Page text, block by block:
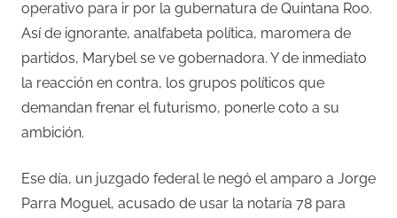
operativo para ir por la gubernatura de Quintana Roo.
Así de ignorante, analfabeta política, maromera de
partidos, Marybel se ve gobernadora. Y de inmediato
la reacción en contra, los grupos políticos que
demandan frenar el futurismo, ponerle coto a su
ambición.
Ese día, un juzgado federal le negó el amparo a Jorge
Parra Moguel, acusado de usar la notaría 78 para